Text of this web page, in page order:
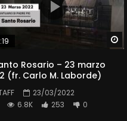
Rosario – 23 marzo
(fr. Carlo M. Laborde)
23/03/2022
6.8K 253 0